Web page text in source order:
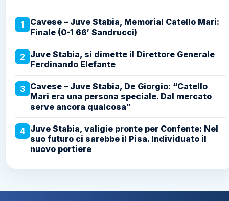
1
Cavese – Juve Stabia, Memorial Catello Mari:
Finale (0-1 66′ Sandrucci)
2 Juve Stabia, si dimette il Direttore Generale
Ferdinando Elefante
3 Cavese – Juve Stabia, De Giorgio: “Catello
Mari era una persona speciale. Dal mercato
serve ancora qualcosa”
4 Juve Stabia, valigie pronte per Confente: Nel
suo futuro ci sarebbe il Pisa. Individuato il
nuovo portiere